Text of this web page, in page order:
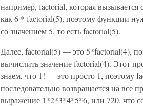
например, factorial, которая
как 6 * factorial(5), поэтому функции
со значением 5, то есть factorial(5).
Далее, factorial(5) — это 5*factorial(4),
вычислить значение factorial(4). Этот
знаем, что 1! — это просто 1, поэтому
последовательно возвращается на все
выражение 1*2*3*4*5*6, или 720, что